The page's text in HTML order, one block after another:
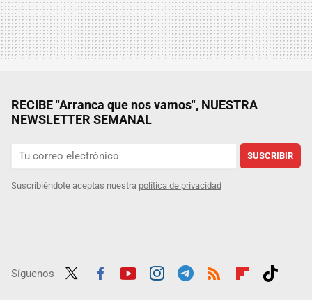
RECIBE "Arranca que nos vamos", NUESTRA
NEWSLETTER SEMANAL
SUSCRIBIR
Suscribiéndote aceptas nuestra política de privacidad
Síguenos